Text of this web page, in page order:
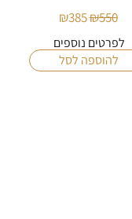
₪550
₪385
לפרטים נוספים
להוספה לסל